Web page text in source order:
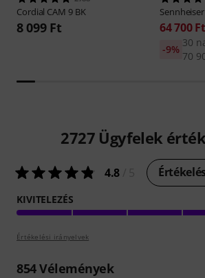
Cordial CAM 9 BK
8 099 Ft
Sennheiser
64 700 Ft
30
70
-9%
2727 Ügyfelek
4.8
KIVITELEZÉS
Értékelési irányelvek
854Vélemények